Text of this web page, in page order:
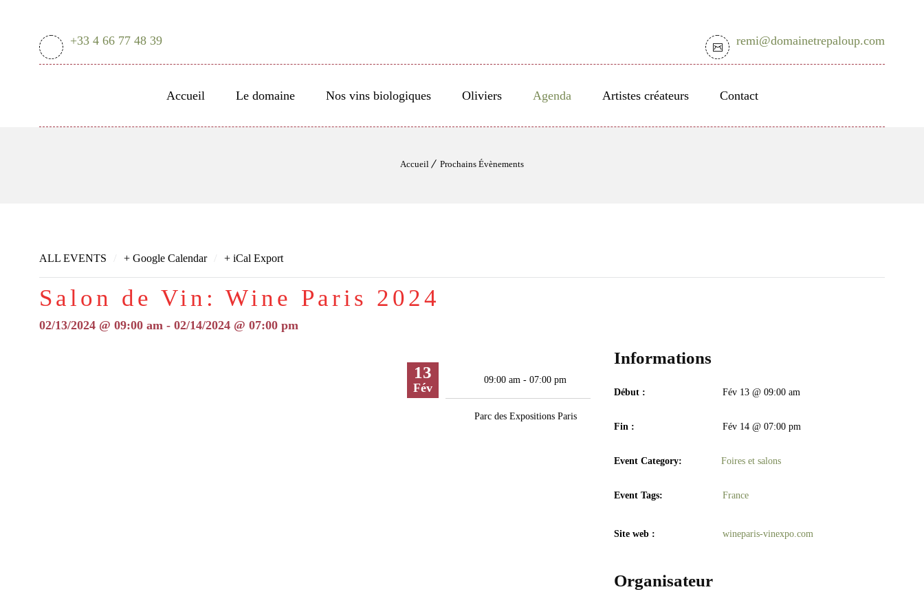
+33 4 66 77 48 39 remi@domainetrepaloup.com
Accueil Le domaine Nos vins biologiques Oliviers Agenda Artistes créateurs Contact
Accueil Prochains Évènements
ALL EVENTS + Google Calendar + iCal Export
Salon de Vin: Wine Paris 2024
02/13/2024 @ 09:00 am - 02/14/2024 @ 07:00 pm
13
Fév
09:00 am - 07:00 pm
Parc des Expositions Paris
Informations
Début : Fév 13 @ 09:00 am
Fin : Fév 14 @ 07:00 pm
Event Category: Foires et salons
Event Tags: France
Site web : wineparis-vinexpo.com
Organisateur